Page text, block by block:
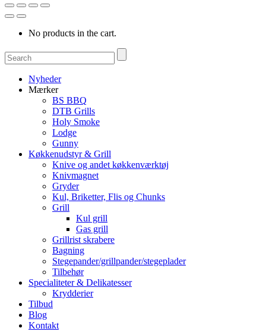
No products in the cart.
Nyheder
Mærker
BS BBQ
DTB Grills
Holy Smoke
Lodge
Gunny
Køkkenudstyr & Grill
Knive og andet køkkenværktøj
Knivmagnet
Gryder
Kul, Briketter, Flis og Chunks
Grill
Kul grill
Gas grill
Grillrist skrabere
Bagning
Stegepander/grillpander/stegeplader
Tilbehør
Specialiteter & Delikatesser
Krydderier
Tilbud
Blog
Kontakt